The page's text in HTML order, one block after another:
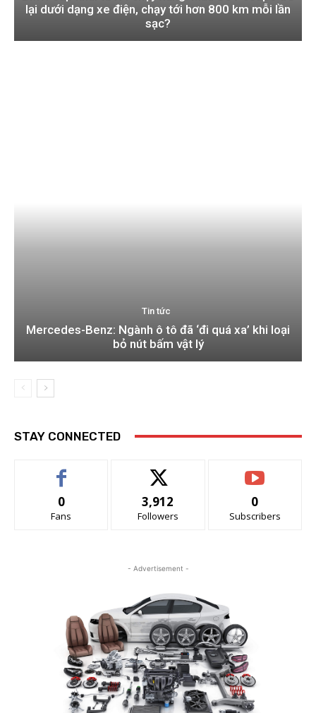
lại dưới dạng xe điện, chạy tới hơn 800 km mỗi lần
sạc?
Tin tức
Mercedes-Benz: Ngành ô tô đã ‘đi quá xa’ khi loại
bỏ nút bấm vật lý
STAY CONNECTED
0
Fans
3,912
Followers
0
Subscribers
- Advertisement -